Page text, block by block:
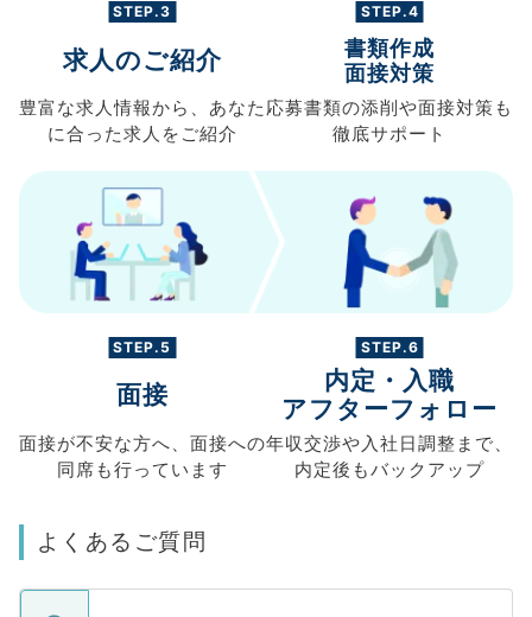
STEP.3
求人のご紹介
豊富な求人情報から、 あなた
に合った求人を ご紹介
STEP.4
書類作成
面接対策
応募書類の添削や面接対策も
徹底サポート
STEP.5
面接
面接が不安な方へ、 面接への
同席も行っています
STEP.6
内定・入職
アフターフォロー
年収交渉や 入社日調整まで、
内定後もバックアップ
よくあるご質問